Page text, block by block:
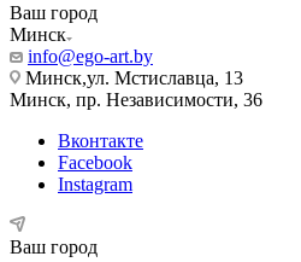
Ваш город
Минск
info@ego-art.by
Минск,ул. Мстиславца, 13
Минск, пр. Независимости, 36
Вконтакте
Facebook
Instagram
Ваш город